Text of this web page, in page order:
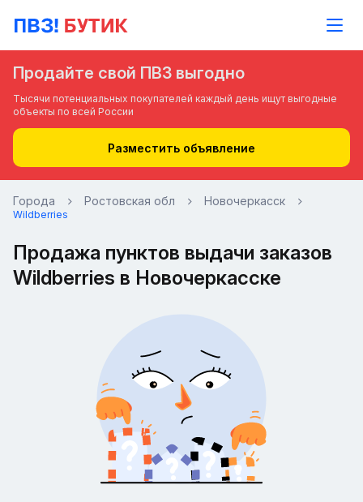
Продайте свой ПВЗ выгодно
Тысячи потенциальных покупателей каждый день ищут выгодные
объекты по всей России
Разместить объявление
Города Ростовская обл Новочеркасск
Wildberries
Продажа пунктов выдачи заказов
Wildberries в Новочеркасске